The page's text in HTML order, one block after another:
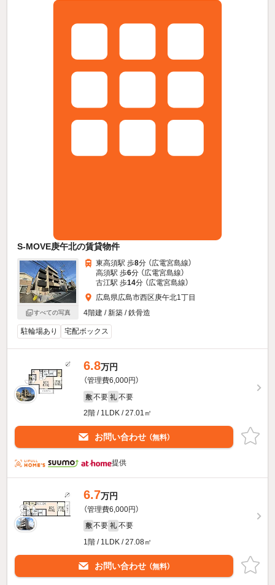
S-MOVE庚午北の賃貸物件
すべての写真
東高須駅 歩8分 （広電宮島線）
高須駅 歩6分 （広電宮島線）
古江駅 歩14分 （広電宮島線）
広島県広島市西区庚午北1丁目
4階建 / 新築 / 鉄骨造
駐輪場あり 宅配ボックス
6.8万円
（管理費6,000円）
敷 不要 礼 不要
2階 / 1LDK / 27.01㎡
お問い合わせ （無料）
提供
6.7万円
（管理費6,000円）
敷 不要 礼 不要
1階 / 1LDK / 27.08㎡
お問い合わせ （無料）